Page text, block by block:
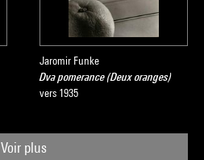
Jaromir Funke
Dva pomerance (Deux oranges)
vers 1935
Voir plus